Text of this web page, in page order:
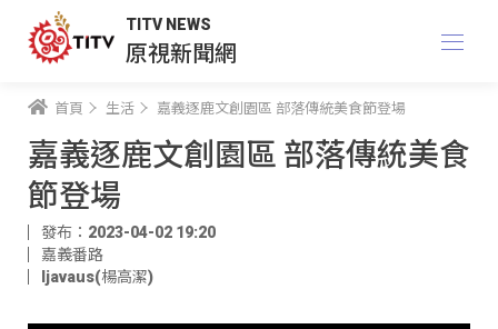
TITV NEWS
原視新聞網
首頁 生活 嘉義逐鹿文創園區 部落傳統美食節登場
嘉義逐鹿文創園區 部落傳統美食
節登場
發布：2023-04-02 19:20
嘉義番路
ljavaus(楊高潔)